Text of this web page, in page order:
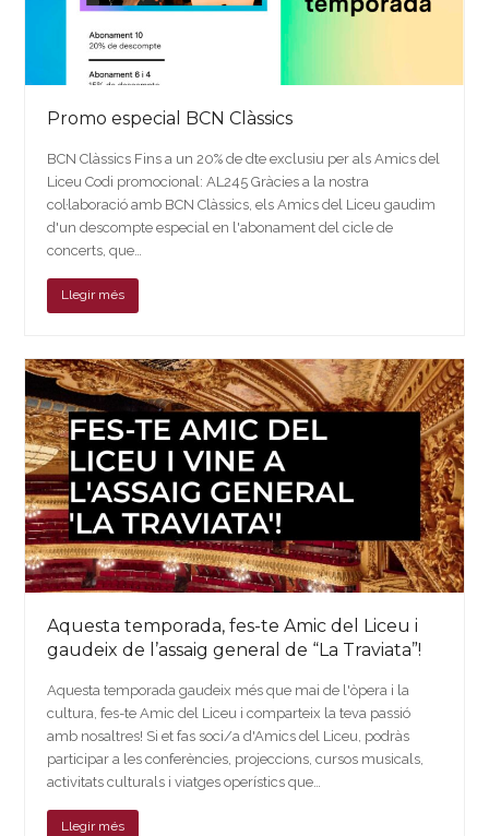
Promo especial BCN Clàssics
BCN Clàssics Fins a un 20% de dte exclusiu per als Amics del
Liceu Codi promocional: AL245 Gràcies a la nostra
col·laboració amb BCN Clàssics, els Amics del Liceu gaudim
d'un descompte especial en l'abonament del cicle de
concerts, que…
Llegir més
Aquesta temporada, fes-te Amic del Liceu i
gaudeix de l’assaig general de “La Traviata”!
Aquesta temporada gaudeix més que mai de l'òpera i la
cultura, fes-te Amic del Liceu i comparteix la teva passió
amb nosaltres! Si et fas soci/a d'Amics del Liceu, podràs
participar a les conferències, projeccions, cursos musicals,
activitats culturals i viatges operístics que…
Llegir més